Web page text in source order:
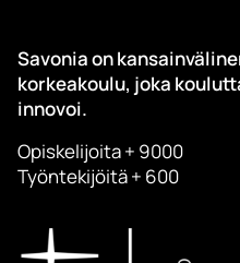
Savonia on
korkeakoulu, joka
innovoi.
Opiskelijoita + 9000
Työntekijöitä + 600